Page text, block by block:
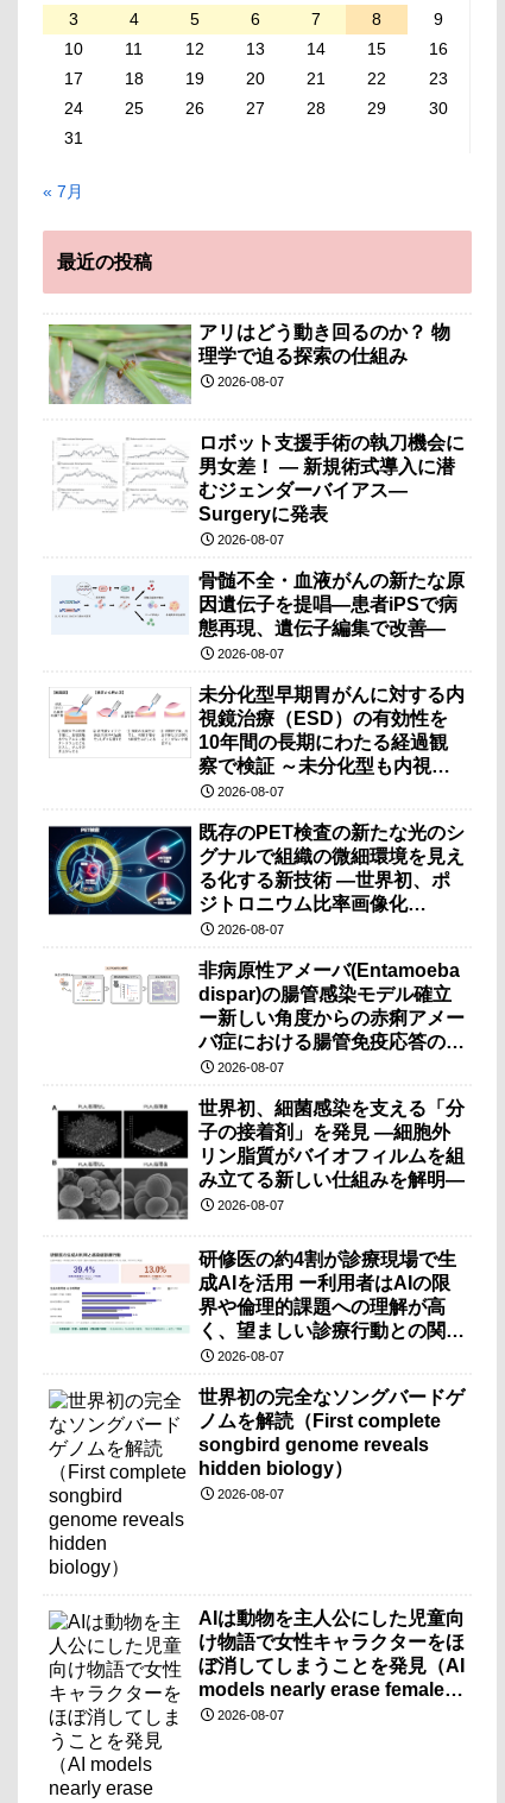
3
4 5 6 7 8
9
10
11 12 13 14 15
16
17
18 19 20 21 22
23
24
25 26 27 28 29
30
31
« 7月
最近の投稿
アリはどう動き回るのか？ 物
理学で迫る探索の仕組み
2026-08-07
ロボット支援手術の執刀機会に
男女差！ — 新規術式導入に潜
むジェンダーバイアス—
Surgeryに発表
2026-08-07
骨髄不全・血液がんの新たな原
因遺伝子を提唱―患者iPSで病
態再現、遺伝子編集で改善―
2026-08-07
未分化型早期胃がんに対する内
視鏡治療（ESD）の有効性を
10年間の長期にわたる経過観
察で検証 ～未分化型も内視鏡
治療で胃の温存が可能～
2026-08-07
既存のPET検査の新たな光のシ
グナルで組織の微細環境を見え
る化する新技術 ―世界初、ポ
ジトロニウム比率画像化
（PRI）の原理検証に成功―
2026-08-07
非病原性アメーバ(Entamoeba
dispar)の腸管感染モデル確立
ー新しい角度からの赤痢アメー
バ症における腸管免疫応答の理
解に期待ー
2026-08-07
世界初、細菌感染を支える「分
子の接着剤」を発見 ―細胞外
リン脂質がバイオフィルムを組
み立てる新しい仕組みを解明―
2026-08-07
研修医の約4割が診療現場で生
成AIを活用 ー利用者はAIの限
界や倫理的課題への理解が高
く、望ましい診療行動との関連
も確認ー
2026-08-07
世界初の完全なソングバードゲ
ノムを解読（First complete
songbird genome reveals
hidden biology）
2026-08-07
AIは動物を主人公にした児童向
け物語で女性キャラクターをほ
ぼ消してしまうことを発見（AI
models nearly erase female
characters when they write
2026-08-07